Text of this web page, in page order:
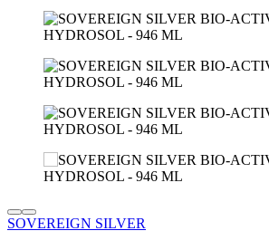
SOVEREIGN SILVER